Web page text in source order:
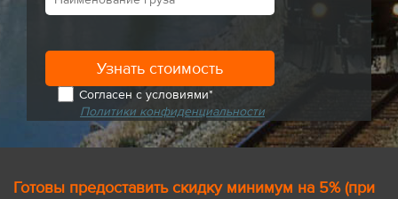
Согласен с условиями*
Политики конфиденциальности
Готовы предоставить скидку минимум на 5% (при